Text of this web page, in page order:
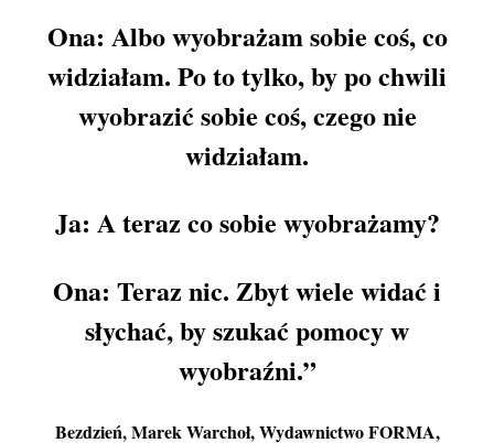
Ona: Albo wyobrażam sobie coś, co
widziałam. Po to tylko, by po chwili
wyobrazić sobie coś, czego nie
widziałam.
Ja: A teraz co sobie wyobrażamy?
Ona: Teraz nic. Zbyt wiele widać i
słychać, by szukać pomocy w
wyobraźni.”
Bezdzień, Marek Warchoł, Wydawnictwo FORMA,